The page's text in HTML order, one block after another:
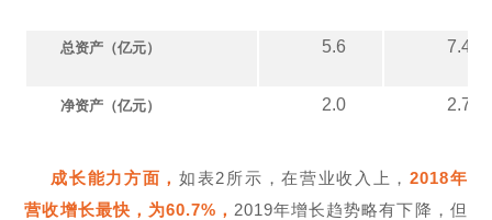
总资产（亿元） 5.6 7.4
净资产（亿元） 2.0 2.7
成长能力方面，如表2所示，在营业收入上， 2018年
营收增长最快，为60.7%， 2019年增长趋势略有下降，但